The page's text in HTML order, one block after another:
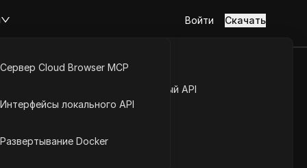
Открытый API
Сервер Cloud Browser MCP
Интерфейсы локального API
Развертывание Docker
Войти Скачать